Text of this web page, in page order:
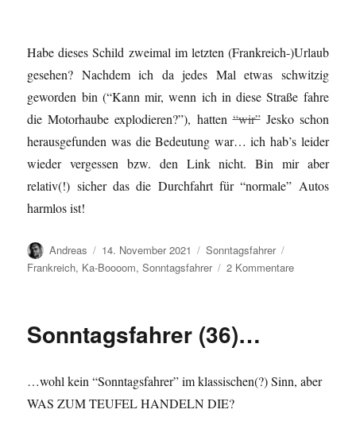
Habe dieses Schild zweimal im letzten (Frankreich-)Urlaub
gesehen? Nachdem ich da jedes Mal etwas schwitzig
geworden bin (“Kann mir, wenn ich in diese Straße fahre
die Motorhaube explodieren?”), hatten“wir”Jesko schon
herausgefunden was die Bedeutung war… ich hab’s leider
wieder vergessen bzw. den Link nicht. Bin mir aber
relativ(!) sicher das die Durchfahrt für “normale” Autos
harmlos ist!
Autor
Andreas
Veröffentlicht
am
14. November 2021 Kategorien
Sonntagsfahrer
Frankreich, Ka-Boooom,Sonntagsfahrer 2 Kommentarezu
Sonntagsfahrer (36)…
…wohl kein “Sonntagsfahrer” im klassischen(?) Sinn, aber
WAS ZUM TEUFEL HANDELN DIE?